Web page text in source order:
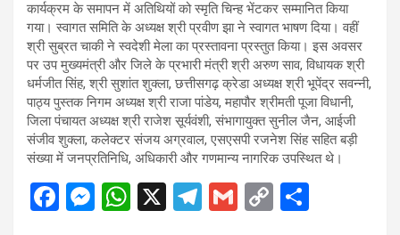
कार्यक्रम के समापन में अतिथियों को स्मृति चिन्ह भेंटकर सम्मानित किया
गया। स्वागत समिति के अध्यक्ष श्री प्रवीण झा ने स्वागत भाषण दिया। वहीं
श्री सुब्रत चाकी ने स्वदेशी मेला का प्रस्तावना प्रस्तुत किया। इस अवसर
पर उप मुख्यमंत्री और जिले के प्रभारी मंत्री श्री अरुण साव, विधायक श्री
धर्मजीत सिंह, श्री सुशांत शुक्ला, छत्तीसगढ़ क्रेडा अध्यक्ष श्री भूपेंद्र सवन्नी,
पाठ्य पुस्तक निगम अध्यक्ष श्री राजा पांडेय, महापौर श्रीमती पूजा विधानी,
जिला पंचायत अध्यक्ष श्री राजेश सूर्यवंशी, संभागायुक्त सुनील जैन, आईजी
संजीव शुक्ला, कलेक्टर संजय अग्रवाल, एसएसपी रजनेश सिंह सहित बड़ी
संख्या में जनप्रतिनिधि, अधिकारी और गणमान्य नागरिक उपस्थित थे।
F
M W X
T
G
C